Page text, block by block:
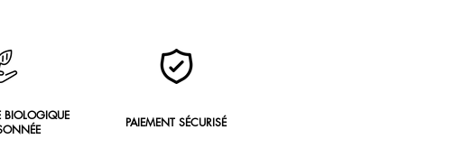
BIOLOGIQUE
PAIEMENT SÉCURISÉ